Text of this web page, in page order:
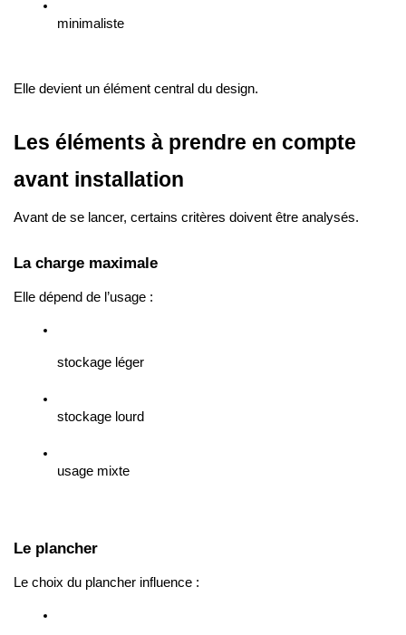
minimaliste
Elle devient un élément central du design.
Les éléments à prendre en compte
avant installation
Avant de se lancer, certains critères doivent être analysés.
La charge maximale
Elle dépend de l’usage :
stockage léger
stockage lourd
usage mixte
Le plancher
Le choix du plancher influence :